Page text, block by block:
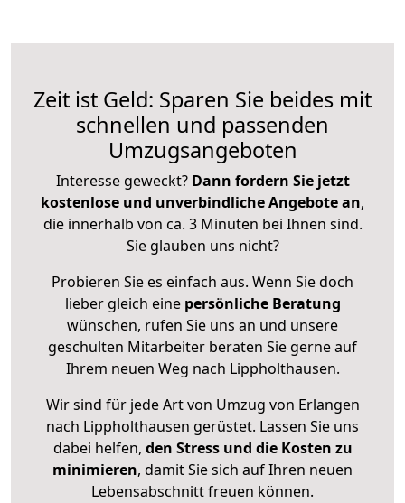
Zeit ist Geld: Sparen Sie beides mit
schnellen und passenden
Umzugsangeboten
Interesse geweckt? Dann fordern Sie jetzt
kostenlose und unverbindliche Angebote an,
die innerhalb von ca. 3 Minuten bei Ihnen sind.
Sie glauben uns nicht?
Probieren Sie es einfach aus. Wenn Sie doch
lieber gleich eine persönliche Beratung
wünschen, rufen Sie uns an und unsere
geschulten Mitarbeiter beraten Sie gerne auf
Ihrem neuen Weg nach Lippholthausen.
Wir sind für jede Art von Umzug von Erlangen
nach Lippholthausen gerüstet. Lassen Sie uns
dabei helfen, den Stress und die Kosten zu
minimieren, damit Sie sich auf Ihren neuen
Lebensabschnitt freuen können.